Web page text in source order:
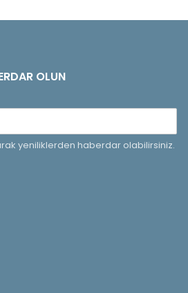
OLUN
yeniliklerden haberdar olabilirsiniz.